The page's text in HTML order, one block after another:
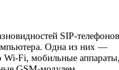
SIP-телефонов
Одна из них —
Fi, мобильные